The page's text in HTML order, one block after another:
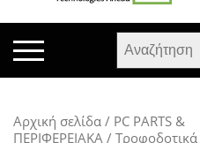
TABLETS
Αρχική σελίδα / PC PARTS &
ΠΕΡΙΦΕΡΕΙΑΚΑ / Τροφοδοτικά